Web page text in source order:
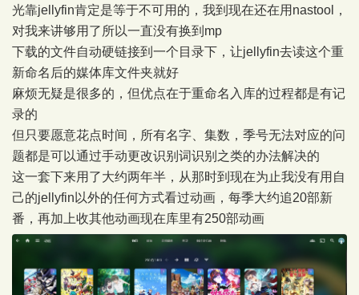
光靠jellyfin肯定是等于不可用的，我到现在还在用nastool，
对我来讲够用了所以一直没有换到mp
下载的文件自动硬链接到一个目录下，让jellyfin去读这个重
新命名后的媒体库文件夹就好
麻烦无疑是很多的，但优点在于重命名入库的过程都是有记
录的
但只要愿意花点时间，所有名字、集数，季号无法对应的问
题都是可以通过手动更改识别词识别之类的办法解决的
这一套下来用了大约两年半，从那时到现在为止我没有用自
己的jellyfin以外的任何方式看过动画，每季大约追20部新
番，再加上收其他动画现在库里有250部动画